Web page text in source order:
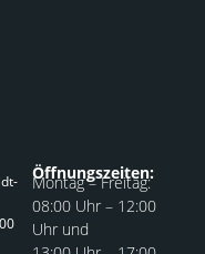
Öffnungszeiten:
Montag – Freitag:
08:00 Uhr – 12:00
Uhr und